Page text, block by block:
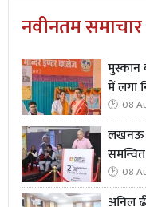
Read Moreडिप्टी
ट्यूबवेल प्रोजेक्ट का
नवीनतम समाचार
मुस्कान
में लगा
08
लखनऊ
08
अनिल